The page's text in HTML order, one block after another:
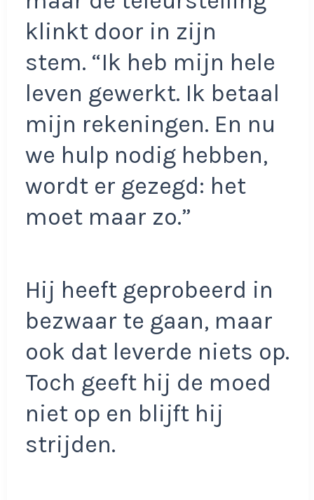
klinkt door in zijn
stem. “Ik heb mijn hele
leven gewerkt. Ik betaal
mijn rekeningen. En nu
we hulp nodig hebben,
wordt er gezegd: het
moet maar zo.”
Hij heeft geprobeerd in
bezwaar te gaan, maar
ook dat leverde niets op.
Toch geeft hij de moed
niet op en blijft hij
strijden.